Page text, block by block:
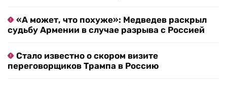
«А может, что похуже»: Медведев раскрыл
судьбу Армении в случае разрыва с Россией
Стало известно о скором визите
переговорщиков Трампа в Россию